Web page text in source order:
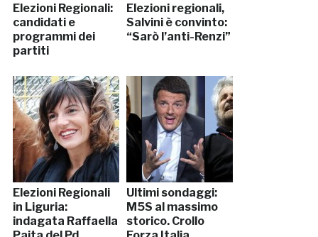
Elezioni Regionali:
candidati e
programmi dei
partiti
Elezioni regionali,
Salvini è convinto:
“Sarò l’anti-Renzi”
Elezioni Regionali
in Liguria:
indagata Raffaella
Ultimi sondaggi:
M5S al massimo
storico. Crollo